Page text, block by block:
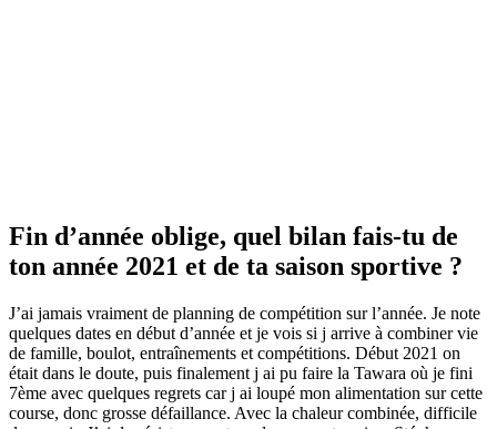
Fin d’année oblige, quel bilan fais-tu de
ton année 2021 et de ta saison sportive ?
J’ai jamais vraiment de planning de compétition sur l’année. Je note
quelques dates en début d’année et je vois si j arrive à combiner vie
de famille, boulot, entraînements et compétitions. Début 2021 on
était dans le doute, puis finalement j ai pu faire la Tawara où je fini
7ème avec quelques regrets car j ai loupé mon alimentation sur cette
course, donc grosse défaillance. Avec la chaleur combinée, difficile